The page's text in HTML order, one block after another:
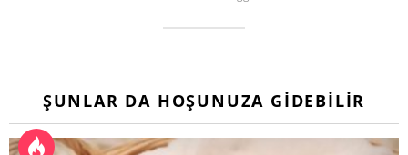
ŞUNLAR DA HOŞUNUZA GIDEBILIR